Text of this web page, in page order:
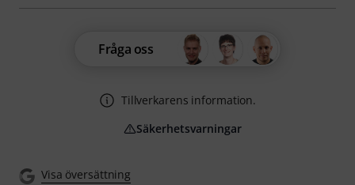
Visa översättning
Fråga oss
Tillverkarens information.
Säkerhetsvarningar